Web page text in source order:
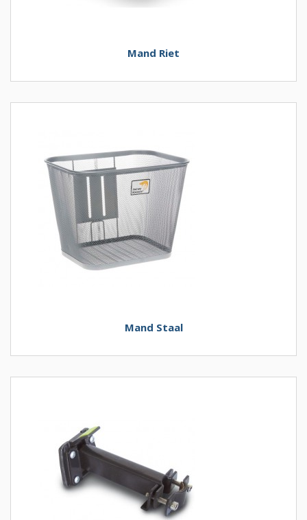
Mand Riet
Mand Staal